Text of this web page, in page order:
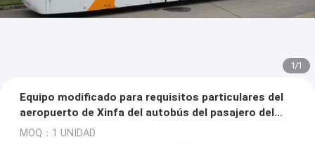
1/1
Equipo modificado para requisitos particulares del
aeropuerto de Xinfa del autobús del pasajero del
aeropuerto de 77 pasajeros
MOQ：1 UNIDAD